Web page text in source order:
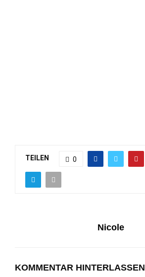
TEILEN 0
Nicole
KOMMENTAR HINTERLASSEN